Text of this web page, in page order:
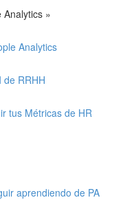
Analytics »
Analytics
de RRHH
tus Métricas de HR
aprendiendo de PA